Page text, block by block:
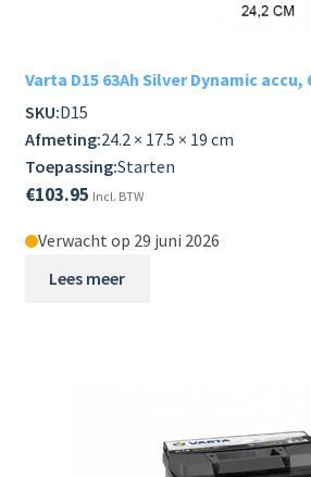
Varta D15 63Ah Silver Dynamic accu,
SKU:D15
Afmeting:24.2 × 17.5 × 19 cm
Toepassing:Starten
€103.95 Incl. BTW
Verwacht op 29 juni 2026
Lees meer